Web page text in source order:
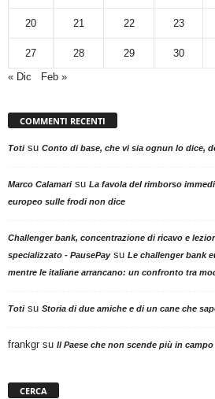
20 21 22 23
27 28 29 30
« Dic
Feb »
COMMENTI RECENTI
Totisu Conto di base, che vi sia ognun lo dice,
Marco Calamarisu La favola del rimborso
europeo sulle frodi non dice
Challenger bank, concentrazione di ricavo e
specializzato - PausePaysu Le challenger bank
mentre le italiane arrancano: un confronto tra
Totisu Storia di due amiche e di un cane che
frankgr su Il Paese che non scende più in campo
CERCA